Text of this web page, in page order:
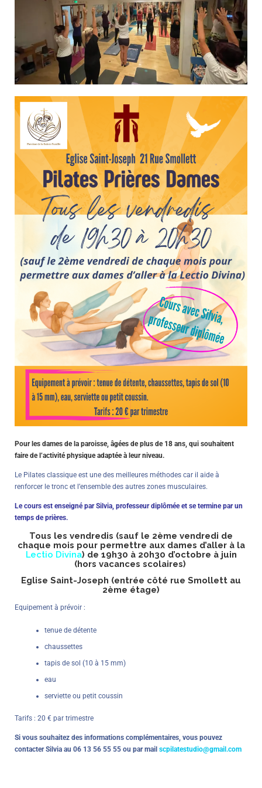
Pour les dames de la paroisse, âgées de plus de 18 ans, qui souhaitent
faire de l’activité physique adaptée à leur niveau.
Le Pilates classique est une des meilleures méthodes car il aide à
renforcer le tronc et l’ensemble des autres zones musculaires.
Le cours est enseigné par Silvia, professeur diplômée et se termine par un
temps de prières.
Tous les vendredis (sauf le 2ème vendredi de
chaque mois pour permettre aux dames d’aller à la
Lectio Divina) de 19h30 à 20h30 d’octobre à juin
(hors vacances scolaires)
Eglise Saint-Joseph (entrée côté rue Smollett au
2ème étage)
Equipement à prévoir :
tenue de détente
chaussettes
tapis de sol (10 à 15 mm)
eau
serviette ou petit coussin
Tarifs : 20 € par trimestre
Si vous souhaitez des informations complémentaires, vous pouvez
contacter Silvia au 06 13 56 55 55 ou par mail scpilatestudio@gmail.com